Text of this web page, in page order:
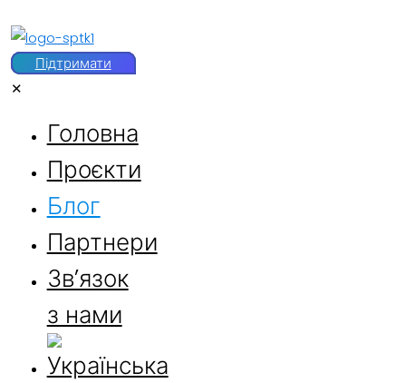
Підтримати
✕
Головна
Проєкти
Блог
Партнери
Звʼязок
з нами